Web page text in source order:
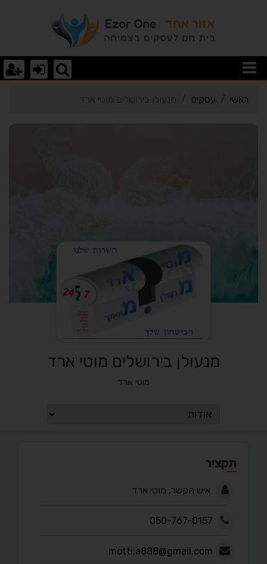
פרטי כרטיס העסק מנעולן
ראשי עסקים מנעולן בירושלים מוטי ארד
מנעולן בירושלים מוטי ארד
מוטי ארד
תקציר
איש הקשר, מוטי ארד
050-767-0157
motti.a888@gmail.com